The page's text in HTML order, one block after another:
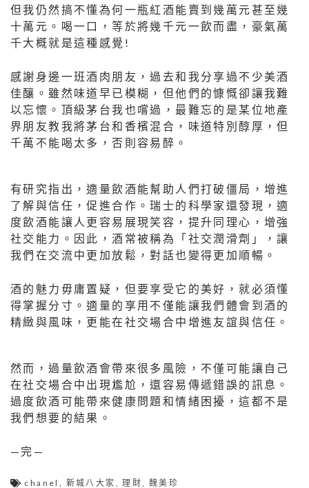
但我仍然搞不懂為何一瓶紅酒能賣到幾萬元甚至幾
十萬元。喝一口，等於將幾千元一飲而盡，豪氣萬
千大概就是這種感覺!
感謝身邊一班酒肉朋友，過去和我分享過不少美酒
佳釀。雖然味道早已模糊，但他們的慷慨卻讓我難
以忘懷。頂級茅台我也嚐過，最難忘的是某位地產
界朋友教我將茅台和香檳混合，味道特別醇厚，但
千萬不能喝太多，否則容易醉。
有研究指出，適量飲酒能幫助人們打破僵局，增進
了解與信任，促進合作。瑞士的科學家還發現，適
度飲酒能讓人更容易展現笑容，提升同理心，增強
社交能力。因此，酒常被稱為「社交潤滑劑」，讓
我們在交流中更加放鬆，對話也變得更加順暢。
酒的魅力毋庸置疑，但要享受它的美好，就必須懂
得掌握分寸。適量的享用不僅能讓我們體會到酒的
精緻與風味，更能在社交場合中增進友誼與信任。
然而，過量飲酒會帶來很多風險，不僅可能讓自己
在社交場合中出現尷尬，還容易傳遞錯誤的訊息。
過度飲酒可能帶來健康問題和情緒困擾，這都不是
我們想要的結果。
—完—
chanel 新城八大家 ,理財 ,魏美珍